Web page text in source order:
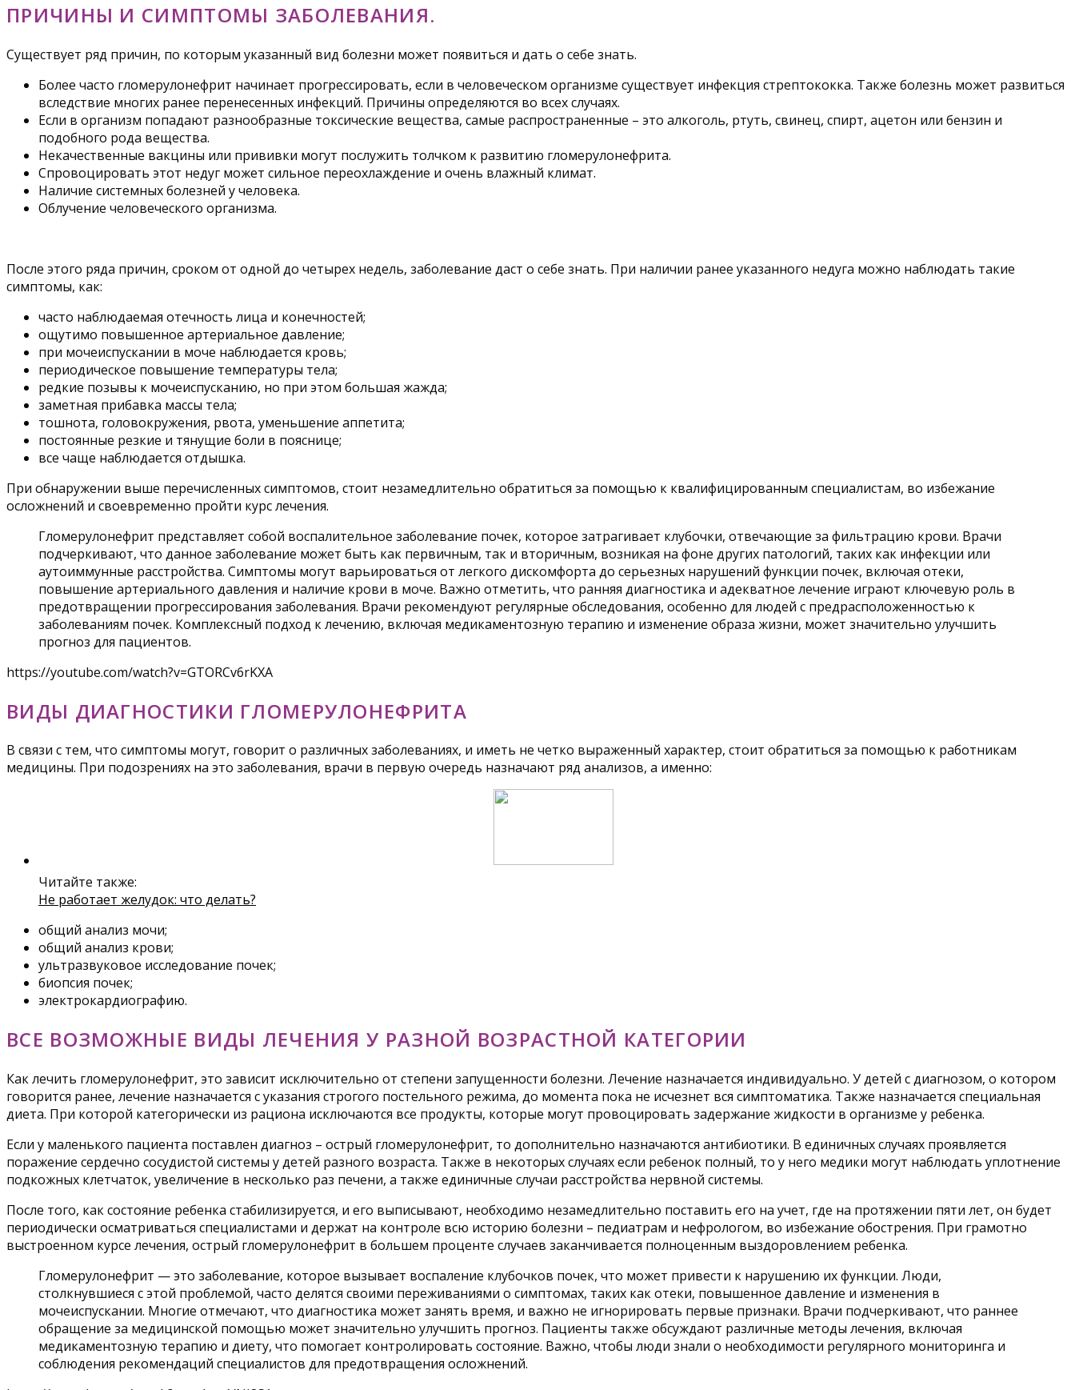
ПРИЧИНЫ И СИМПТОМЫ ЗАБОЛЕВАНИЯ.
Существует ряд причин, по которым указанный вид болезни может появиться и дать о себе знать.
Более часто гломерулонефрит начинает прогрессировать, если в человеческом организме существует инфекция стрептококка. Также болезнь может развиться
вследствие многих ранее перенесенных инфекций. Причины определяются во всех случаях.
Если в организм попадают разнообразные токсические вещества, самые распространенные – это алкоголь, ртуть, свинец, спирт, ацетон или бензин и
подобного рода вещества.
Некачественные вакцины или прививки могут послужить толчком к развитию гломерулонефрита.
Спровоцировать этот недуг может сильное переохлаждение и очень влажный климат.
Наличие системных болезней у человека.
Облучение человеческого организма.
После этого ряда причин, сроком от одной до четырех недель, заболевание даст о себе знать. При наличии ранее указанного недуга можно наблюдать такие
симптомы, как:
часто наблюдаемая отечность лица и конечностей;
ощутимо повышенное артериальное давление;
при мочеиспускании в моче наблюдается кровь;
периодическое повышение температуры тела;
редкие позывы к мочеиспусканию, но при этом большая жажда;
заметная прибавка массы тела;
тошнота, головокружения, рвота, уменьшение аппетита;
постоянные резкие и тянущие боли в пояснице;
все чаще наблюдается отдышка.
При обнаружении выше перечисленных симптомов, стоит незамедлительно обратиться за помощью к квалифицированным специалистам, во избежание
осложнений и своевременно пройти курс лечения.
Гломерулонефрит представляет собой воспалительное заболевание почек, которое затрагивает клубочки, отвечающие за фильтрацию крови. Врачи
подчеркивают, что данное заболевание может быть как первичным, так и вторичным, возникая на фоне других патологий, таких как инфекции или
аутоиммунные расстройства. Симптомы могут варьироваться от легкого дискомфорта до серьезных нарушений функции почек, включая отеки,
повышение артериального давления и наличие крови в моче. Важно отметить, что ранняя диагностика и адекватное лечение играют ключевую роль в
предотвращении прогрессирования заболевания. Врачи рекомендуют регулярные обследования, особенно для людей с предрасположенностью к
заболеваниям почек. Комплексный подход к лечению, включая медикаментозную терапию и изменение образа жизни, может значительно улучшить
прогноз для пациентов.
https://youtube.com/watch?v=GTORCv6rKXA
ВИДЫ ДИАГНОСТИКИ ГЛОМЕРУЛОНЕФРИТА
В связи с тем, что симптомы могут, говорит о различных заболеваниях, и иметь не четко выраженный характер, стоит обратиться за помощью к работникам
медицины. При подозрениях на это заболевания, врачи в первую очередь назначают ряд анализов, а именно:
Читайте также:
Не работает желудок: что делать?
общий анализ мочи;
общий анализ крови;
ультразвуковое исследование почек;
биопсия почек;
электрокардиографию.
ВСЕ ВОЗМОЖНЫЕ ВИДЫ ЛЕЧЕНИЯ У РАЗНОЙ ВОЗРАСТНОЙ КАТЕГОРИИ
Как лечить гломерулонефрит, это зависит исключительно от степени запущенности болезни. Лечение назначается индивидуально. У детей с диагнозом, о котором
говорится ранее, лечение назначается с указания строгого постельного режима, до момента пока не исчезнет вся симптоматика. Также назначается специальная
диета. При которой категорически из рациона исключаются все продукты, которые могут провоцировать задержание жидкости в организме у ребенка.
Если у маленького пациента поставлен диагноз – острый гломерулонефрит, то дополнительно назначаются антибиотики. В единичных случаях проявляется
поражение сердечно сосудистой системы у детей разного возраста. Также в некоторых случаях если ребенок полный, то у него медики могут наблюдать уплотнение
подкожных клетчаток, увеличение в несколько раз печени, а также единичные случаи расстройства нервной системы.
После того, как состояние ребенка стабилизируется, и его выписывают, необходимо незамедлительно поставить его на учет, где на протяжении пяти лет, он будет
периодически осматриваться специалистами и держат на контроле всю историю болезни – педиатрам и нефрологом, во избежание обострения. При грамотно
выстроенном курсе лечения, острый гломерулонефрит в большем проценте случаев заканчивается полноценным выздоровлением ребенка.
Гломерулонефрит — это заболевание, которое вызывает воспаление клубочков почек, что может привести к нарушению их функции. Люди,
столкнувшиеся с этой проблемой, часто делятся своими переживаниями о симптомах, таких как отеки, повышенное давление и изменения в
мочеиспускании. Многие отмечают, что диагностика может занять время, и важно не игнорировать первые признаки. Врачи подчеркивают, что раннее
обращение за медицинской помощью может значительно улучшить прогноз. Пациенты также обсуждают различные методы лечения, включая
медикаментозную терапию и диету, что помогает контролировать состояние. Важно, чтобы люди знали о необходимости регулярного мониторинга и
соблюдения рекомендаций специалистов для предотвращения осложнений.